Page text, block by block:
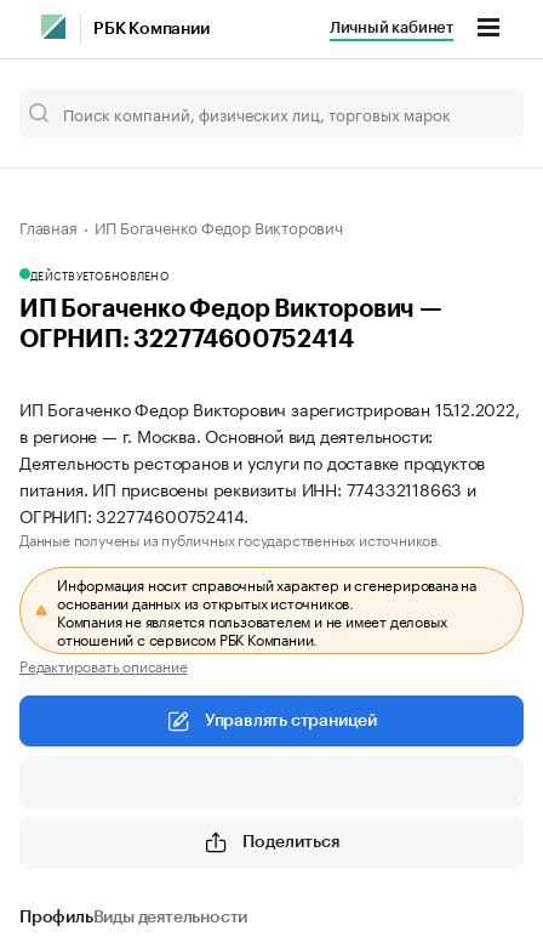
РБК Компании Личный кабинет
Главная ИП Богаченко Федор Викторович
ДЕЙСТВУЕТОБНОВЛЕНО
ИП Богаченко Федор Викторович —
ОГРНИП: 322774600752414
ИП Богаченко Федор Викторович зарегистрирован 15.12.2022,
в регионе — г. Москва. Основной вид деятельности:
Деятельность ресторанов и услуги по доставке продуктов
питания. ИП присвоены реквизиты ИНН: 774332118663 и
ОГРНИП: 322774600752414.
Данные получены из публичных государственных источников.
Информация носит справочный характер и сгенерирована на
основании данных из открытых источников.
Компания не является пользователем и не имеет деловых
отношений с сервисом РБК Компании.
Редактировать описание
Управлять страницей
Поделиться
ПрофильВиды деятельности